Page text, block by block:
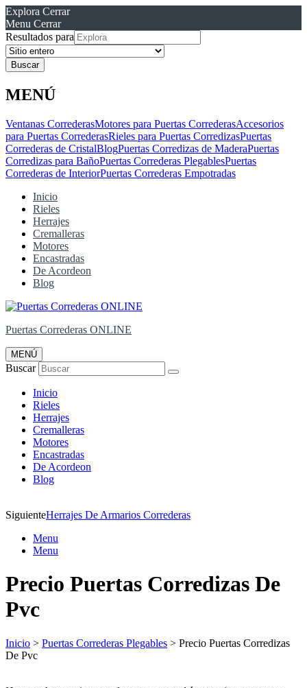
Explora Cerrar
Menu Cerrar
Resultados para
MENÚ
Ventanas CorrederasMotores para Puertas CorrederasAccesorios
para Puertas CorrederasRieles para Puertas CorredizasPuertas
Correderas de CristalBlogPuertas Corredizas de MaderaPuertas
Corredizas para BañoPuertas Correderas PlegablesPuertas
Correderas de InteriorPuertas Correderas Empotradas
Inicio
Rieles
Herrajes
Cremalleras
Motores
Encastradas
De Acordeon
Blog
Puertas Correderas ONLINE
MENÚ
Buscar
Inicio
Rieles
Herrajes
Cremalleras
Motores
Encastradas
De Acordeon
Blog
SiguienteHerrajes De Armarios Correderas
Menu
Menu
Precio Puertas Corredizas De
Pvc
Inicio > Puertas Correderas Plegables > Precio Puertas Corredizas
De Pvc